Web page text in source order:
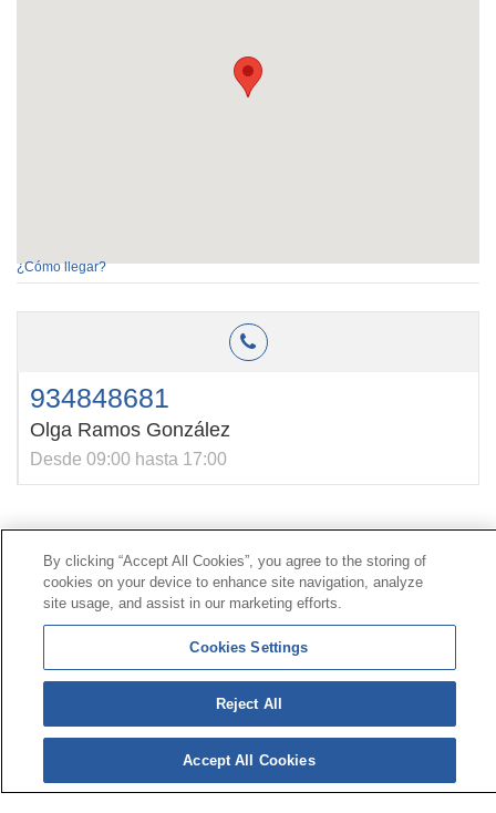
¿Cómo llegar?
934848681
Olga Ramos González
Desde 09:00 hasta 17:00
Línea Universal 900 203 203|Zona Privada Comisión de
Prestaciones Especiales|Zona Privada Proveedor
© Mutua Universal 2026 | Mapa del sitio | Aviso legal
Política de Protección de Datos
cookies
Síguenos en:
By clicking “Accept All Cookies”, you agree to the storing of
cookies on your device to enhance site navigation, analyze
site usage, and assist in our marketing efforts.
Cookies Settings
Reject All
Accept All Cookies